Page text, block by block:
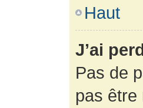
Haut
J’ai
Pas de
pas être